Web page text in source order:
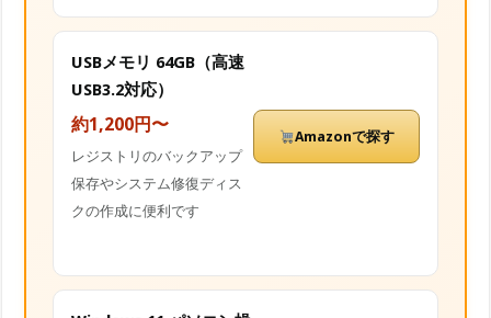
USBメモリ 64GB（高速
USB3.2対応）
約1,200円〜
レジストリのバックアップ
保存やシステム修復ディス
クの作成に便利です
Amazonで探す